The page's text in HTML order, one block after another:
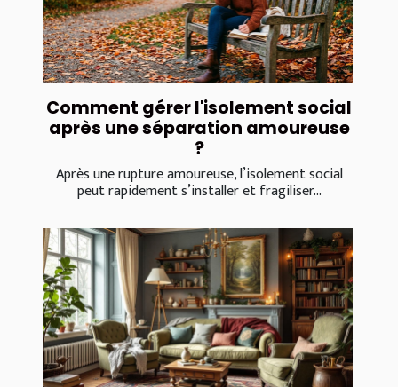
Comment gérer l'isolement social
après une séparation amoureuse
?
Après une rupture amoureuse, l’isolement social
peut rapidement s’installer et fragiliser...